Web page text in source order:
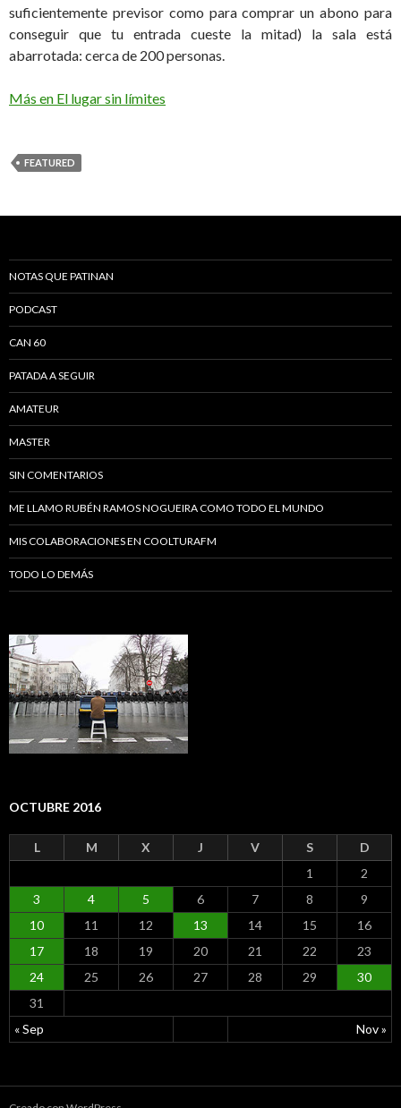
suficientemente previsor como para comprar un abono para
conseguir que tu entrada cueste la mitad) la sala está
abarrotada: cerca de 200 personas.
Más en El lugar sin límites
FEATURED
NOTAS QUE PATINAN
PODCAST
CAN 60
PATADA A SEGUIR
AMATEUR
MASTER
SIN COMENTARIOS
ME LLAMO RUBÉN RAMOS NOGUEIRA COMO TODO EL MUNDO
MIS COLABORACIONES EN COOLTURAFM
TODO LO DEMÁS
OCTUBRE 2016
L M X J V S D
« Sep Nov »
1
2
3
4 5 6 7 8
9
10
11 12 13 14 15
16
17
18 19 20 21 22
23
24
25 26 27 28 29
30
31